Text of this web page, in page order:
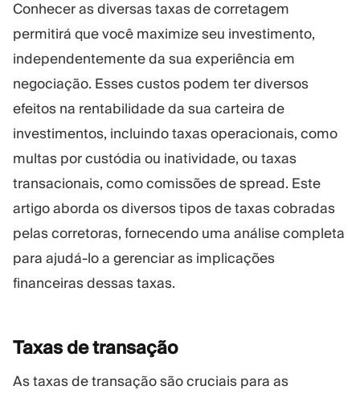
Conhecer as diversas taxas de corretagem
permitirá que você maximize seu investimento,
independentemente da sua experiência em
negociação. Esses custos podem ter diversos
efeitos na rentabilidade da sua carteira de
investimentos, incluindo taxas operacionais, como
multas por custódia ou inatividade, ou taxas
transacionais, como comissões de spread. Este
artigo aborda os diversos tipos de taxas cobradas
pelas corretoras, fornecendo uma análise completa
para ajudá-lo a gerenciar as implicações
financeiras dessas taxas.
Taxas detransação
As taxas de transação são cruciais para as
Plataforma Trading Administração
RECURSOS
Guia de marketing
Blog
Glossário
Tutoriais em vídeo
Calculadora de lucro
Plano de negócios
MAIS
Sobre nós
Equipe
Eventos
Números
Notícias da empresa
Carreiras
Sustentabilidade
SIGA-NOS